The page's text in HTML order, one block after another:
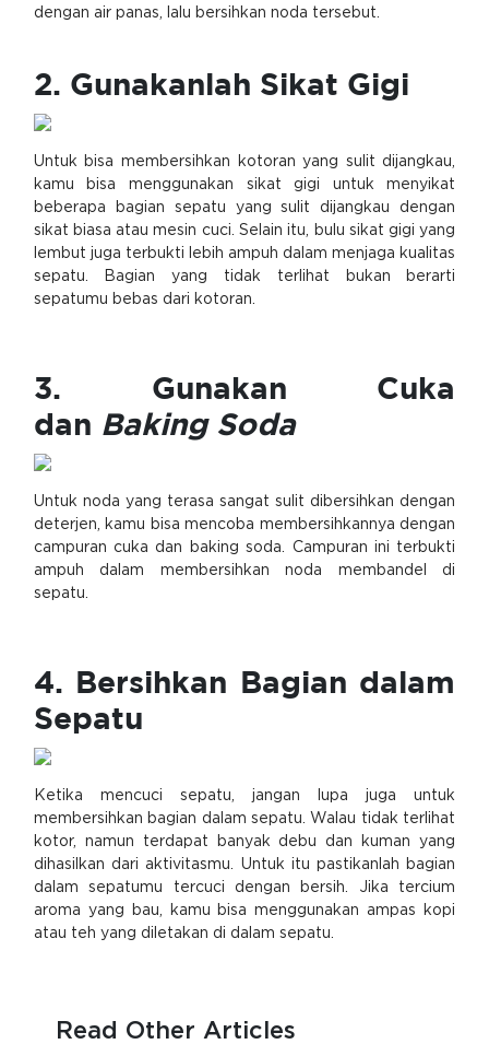
dengan air panas, lalu bersihkan noda tersebut.
2. Gunakanlah Sikat Gigi
Untuk bisa membersihkan kotoran yang sulit dijangkau,
kamu bisa menggunakan sikat gigi untuk menyikat
beberapa bagian sepatu yang sulit dijangkau dengan
sikat biasa atau mesin cuci. Selain itu, bulu sikat gigi yang
lembut juga terbukti lebih ampuh dalam menjaga kualitas
sepatu. Bagian yang tidak terlihat bukan berarti
sepatumu bebas dari kotoran.
3. Gunakan Cuka
dan Baking Soda
Untuk noda yang terasa sangat sulit dibersihkan dengan
deterjen, kamu bisa mencoba membersihkannya dengan
campuran cuka dan baking soda. Campuran ini terbukti
ampuh dalam membersihkan noda membandel di
sepatu.
4. Bersihkan Bagian dalam
Sepatu
Ketika mencuci sepatu, jangan lupa juga untuk
membersihkan bagian dalam sepatu. Walau tidak terlihat
kotor, namun terdapat banyak debu dan kuman yang
dihasilkan dari aktivitasmu. Untuk itu pastikanlah bagian
dalam sepatumu tercuci dengan bersih. Jika tercium
aroma yang bau, kamu bisa menggunakan ampas kopi
atau teh yang diletakan di dalam sepatu.
Read Other Articles